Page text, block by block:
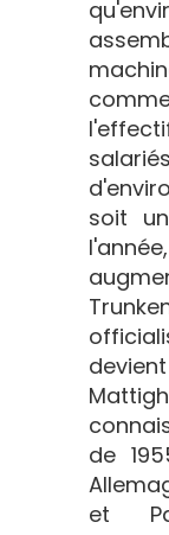
soit
de
et